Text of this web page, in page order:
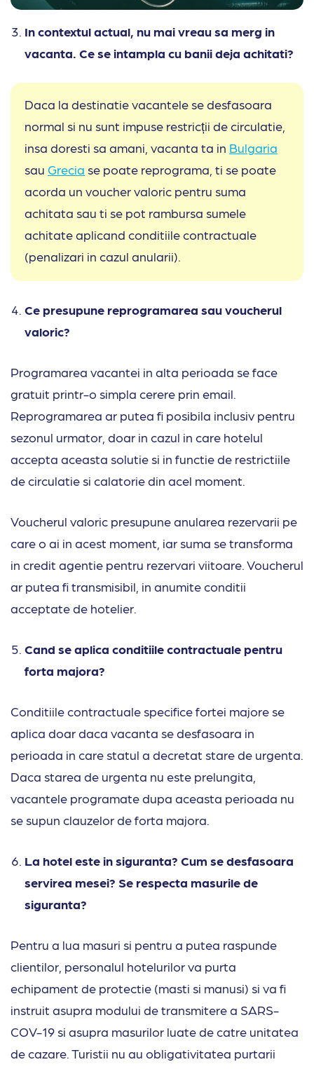
In contextul actual, nu mai vreau sa merg in
vacanta. Ce se intampla cu banii deja achitati?
Daca la destinatie vacantele se desfasoara
normal si nu sunt impuse restricții de circulatie,
insa doresti sa amani, vacanta ta in Bulgaria
sau Grecia se poate reprograma, ti se poate
acorda un voucher valoric pentru suma
achitata sau ti se pot rambursa sumele
achitate aplicand conditiile contractuale
(penalizari in cazul anularii).
Ce presupune reprogramarea sau voucherul
valoric?
Programarea vacantei in alta perioada se face
gratuit printr-o simpla cerere prin email.
Reprogramarea ar putea fi posibila inclusiv pentru
sezonul urmator, doar in cazul in care hotelul
accepta aceasta solutie si in functie de restrictiile
de circulatie si calatorie din acel moment.
Voucherul valoric presupune anularea rezervarii pe
care o ai in acest moment, iar suma se transforma
in credit agentie pentru rezervari viitoare. Voucherul
ar putea fi transmisibil, in anumite conditii
acceptate de hotelier.
Cand se aplica conditiile contractuale pentru
forta majora?
Conditiile contractuale specifice fortei majore se
aplica doar daca vacanta se desfasoara in
perioada in care statul a decretat stare de urgenta.
Daca starea de urgenta nu este prelungita,
vacantele programate dupa aceasta perioada nu
se supun clauzelor de forta majora.
La hotel este in siguranta? Cum se desfasoara
servirea mesei? Se respecta masurile de
siguranta?
Pentru a lua masuri si pentru a putea raspunde
clientilor, personalul hotelurilor va purta
echipament de protectie (masti si manusi) si va fi
instruit asupra modului de transmitere a SARS-
COV-19 si asupra masurilor luate de catre unitatea
de cazare. Turistii nu au obligativitatea purtarii